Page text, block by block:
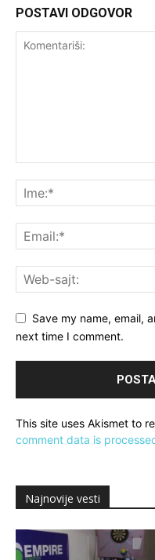
POSTAVI ODGOVOR
Save my name, email,
next time I comment.
This site uses Akismet to
comment data is
Najnovije vesti